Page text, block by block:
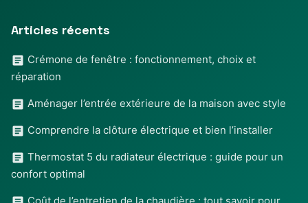
Articles récents
Crémone de fenêtre : fonctionnement, choix et
réparation
Aménager l’entrée extérieure de la maison avec style
Comprendre la clôture électrique et bien l’installer
Thermostat 5 du radiateur électrique : guide pour un
confort optimal